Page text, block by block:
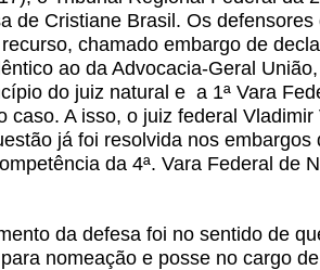
de Cristiane Brasil. Os
chamado embargo de
ao da Advocacia-Geral
do juiz natural e a 1ª Vara
caso. A isso, o juiz federal
já foi resolvida nos
da 4ª. Vara Federal de
da defesa foi no sentido de
nomeação e posse no cargo